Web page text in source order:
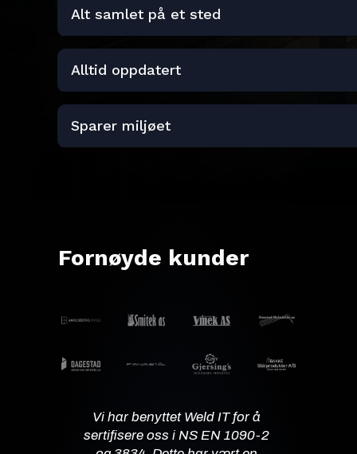
Alt samlet på et sted
Alltid oppdatert
Sparer miljøet
Fornøyde kunder
Vi har benyttet Weld IT for å
sertifisere oss i NS EN 1090-2